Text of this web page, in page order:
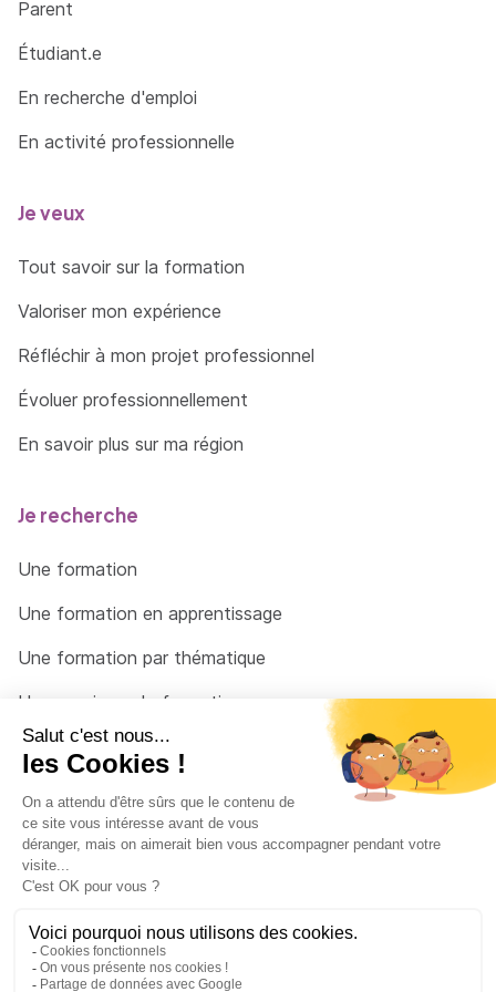
Exploiter, dépanner et superviser une solution
Cybersécurité des services informatiques
Protéger les données à caractère personnel
Sécuriser les équipements et les usages des
Garantir la disponibilité, l'intégrité et la
confidentialité des services informatiques et
cyberattaques
Assurer la cybersécurité d'une infrastructure
Parent
Étudiant.e
En recherche d'emploi
En activité professionnelle
Je veux
Tout savoir sur la formation
Valoriser mon expérience
Réfléchir à mon projet professionnel
Évoluer professionnellement
En savoir plus sur ma région
Je recherche
Une formation
Une formation en apprentissage
Une formation par thématique
Un organisme de formation
Un conseiller
© 2026 - Côté Formations - par Via Compétences
Menu Pied de page
Mentions Légales